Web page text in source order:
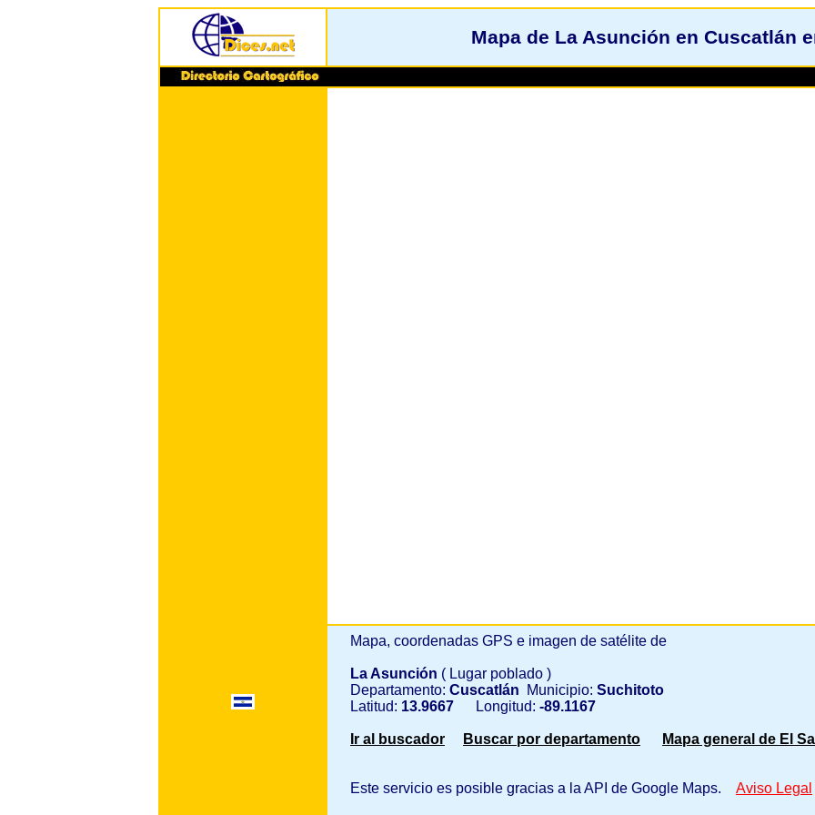
Mapa de La Asunción en Cuscatlán
Mapa, coordenadas GPS e imagen de satélite de
La Asunción ( Lugar poblado )
Departamento: Cuscatlán Municipio: Suchitoto
Latitud: 13.9667 Longitud: -89.1167
Ir al buscador Buscar por departamento Mapa general de El
Este servicio es posible gracias a la API de Google Maps. Aviso Legal